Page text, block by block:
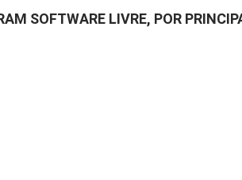
SOFTWARE LIVRE, POR